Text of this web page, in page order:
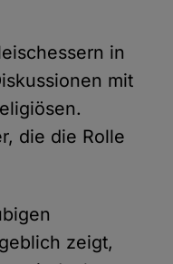
in
mit
die die Rolle
zeigt,